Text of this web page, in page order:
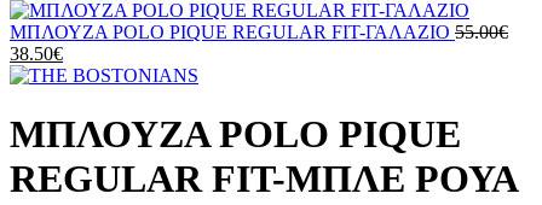
was:
99.00€.είναι:
ΜΠΛΟΥΖΑ POLO PIQUE REGULAR FIT-ΓΑΛΑΖΙΟ 55.00€
38.50€Η
τρέχουσα
είναι:
38.50€.
ΜΠΛΟΥΖΑ POLO PIQUE
REGULAR FIT-ΜΠΛΕ ΡΟΥΑ